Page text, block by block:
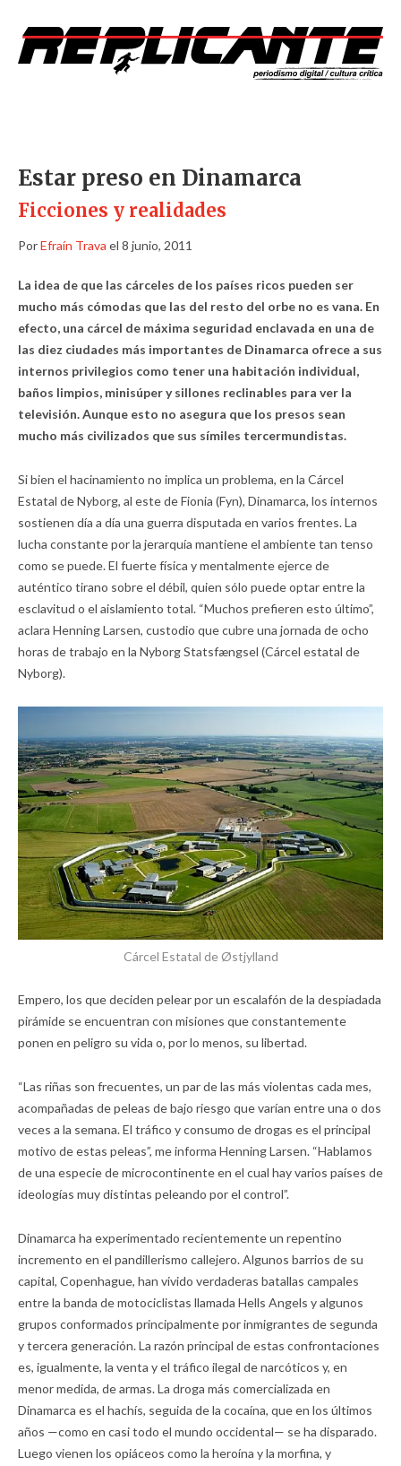
Estar preso en Dinamarca
Ficciones y realidades
PorEfraín Trava el 8 junio, 2011
La idea de que las cárceles de los países ricos pueden ser
mucho más cómodas que las del resto del orbe no es vana. En
efecto, una cárcel de máxima seguridad enclavada en una de
las diez ciudades más importantes de Dinamarca ofrece a sus
internos privilegios como tener una habitación individual,
baños limpios, minisúper y sillones reclinables para ver la
televisión. Aunque esto no asegura que los presos sean
mucho más civilizados que sus símiles tercermundistas.
Si bien el hacinamiento no implica un problema, en la Cárcel
Estatal de Nyborg, al este de Fionia (Fyn), Dinamarca, los internos
sostienen día a día una guerra disputada en varios frentes. La
lucha constante por la jerarquía mantiene el ambiente tan tenso
como se puede. El fuerte física y mentalmente ejerce de
auténtico tirano sobre el débil, quien sólo puede optar entre la
esclavitud o el aislamiento total. “Muchos prefieren esto último”,
aclara Henning Larsen, custodio que cubre una jornada de ocho
horas de trabajo en la Nyborg Statsfængsel (Cárcel estatal de
Nyborg).
Cárcel Estatal de Østjylland
Empero, los que deciden pelear por un escalafón de la despiadada
pirámide se encuentran con misiones que constantemente
ponen en peligro su vida o, por lo menos, su libertad.
“Las riñas son frecuentes, un par de las más violentas cada mes,
acompañadas de peleas de bajo riesgo que varían entre una o dos
veces a la semana. El tráfico y consumo de drogas es el principal
motivo de estas peleas”, me informa Henning Larsen. “Hablamos
de una especie de microcontinente en el cual hay varios países de
ideologías muy distintas peleando por el control”.
Dinamarca ha experimentado recientemente un repentino
incremento en el pandillerismo callejero. Algunos barrios de su
capital, Copenhague, han vivido verdaderas batallas campales
entre la banda de motociclistas llamada Hells Angels y algunos
grupos conformados principalmente por inmigrantes de segunda
y tercera generación. La razón principal de estas confrontaciones
es, igualmente, la venta y el tráfico ilegal de narcóticos y, en
menor medida, de armas. La droga más comercializada en
Dinamarca es el hachís, seguida de la cocaína, que en los últimos
años —como en casi todo el mundo occidental— se ha disparado.
Luego vienen los opiáceos como la heroína y la morfina, y